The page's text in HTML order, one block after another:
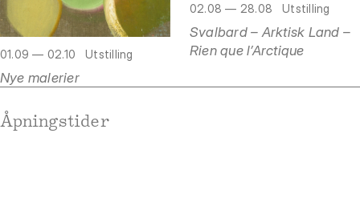
01.09 — 02.10 Utstilling
Nye malerier
02.08 — 28.08 Utstilling
Svalbard – Arktisk Land –
Rien que l’Arctique
Åpningstider